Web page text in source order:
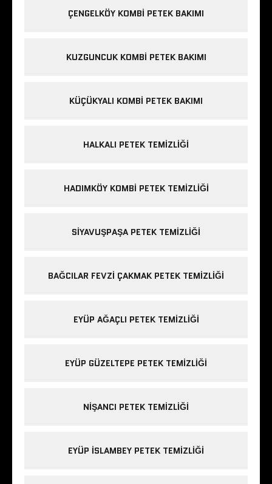
ÇENGELKÖY KOMBI PETEK BAKIMI
KUZGUNCUK KOMBI PETEK BAKIMI
KÜÇÜKYALI KOMBI PETEK BAKIMI
HALKALI PETEK TEMIZLIĞI
HADIMKÖY KOMBI PETEK TEMIZLIĞI
SIYAVUŞPAŞA PETEK TEMIZLIĞI
BAĞCILAR FEVZI ÇAKMAK PETEK TEMIZLIĞI
EYÜP AĞAÇLI PETEK TEMIZLIĞI
EYÜP GÜZELTEPE PETEK TEMIZLIĞI
NIŞANCI PETEK TEMIZLIĞI
EYÜP ISLAMBEY PETEK TEMIZLIĞI